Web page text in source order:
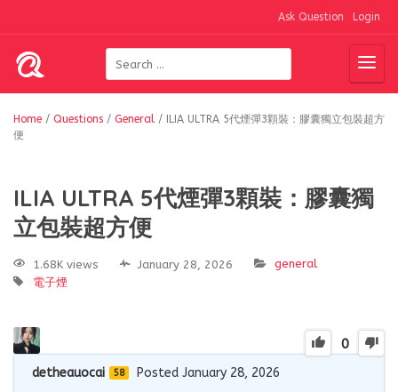
Ask Question Login
Home / Questions / General /
ILIA ULTRA 5代煙彈3顆裝：膠囊獨立包裝超方
便
ILIA ULTRA 5代煙彈3顆裝：膠囊獨
立包裝超方便
1.68K views January 28, 2026
general
電子煙
0
detheauocai 58 Posted January 28, 2026